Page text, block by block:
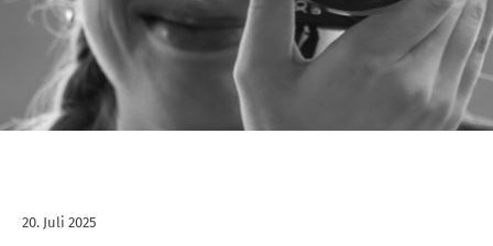
20. Juli 2025